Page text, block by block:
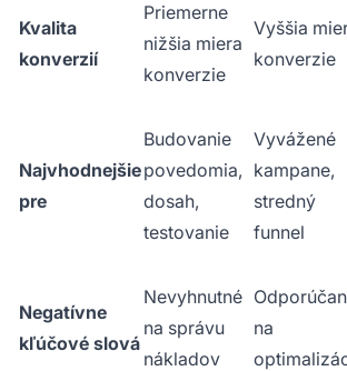
Kvalita
konverzií
Priemerne
nižšia miera
konverzie
Vyššia
konverzie
Najvhodnejšie
pre
Budovanie
povedomia,
dosah,
testovanie
Vyvážené
kampane,
stredný
funnel
Negatívne
kľúčové slová
Nevyhnutné
na správu
nákladov
na